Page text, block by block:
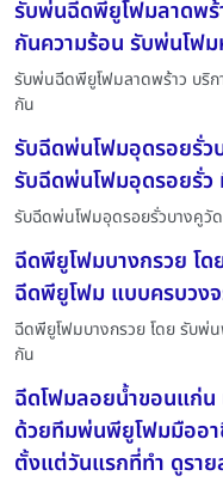
รับพ่นฉีดพียูโฟมลาดพ
กันความร้อน รับพ่นโฟ
รับพ่นฉีดพียูโฟมลาดพร้าว บริ
กัน
รับฉีดพ่นโฟมอุดรอยรั่ว
รับฉีดพ่นโฟมอุดรอยรั่
รับฉีดพ่นโฟมอุดรอยรั่วบางคูวั
ฉีดพียูโฟมบางกรวย โ
ฉีดพียูโฟม แบบครบวง
ฉีดพียูโฟมบางกรวย โดย รับ
กัน
ฉีดโฟมลอยน้ำขอนแก่น
ด้วยทีมพ่นพียูโฟมมืออา
ตั้งแต่วันแรกที่ทำ ดูรา